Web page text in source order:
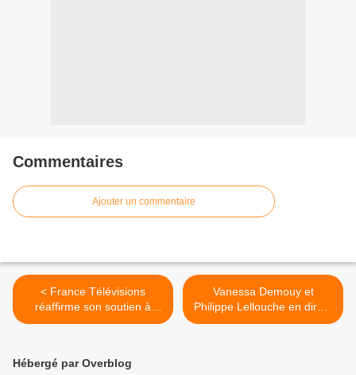
Commentaires
Ajouter un commentaire
< France Télévisions
réaffirme son soutien à
Edouard Perrin de "Cash
Vanessa Demouy et
Philippe Lellouche en direct
sur scène ce soir sur Paris
Hébergé par Overblog